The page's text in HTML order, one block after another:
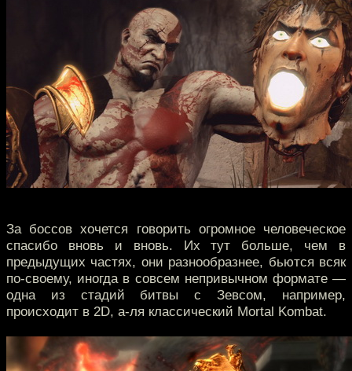
За боссов хочется говорить огромное человеческое
спасибо вновь и вновь. Их тут больше, чем в
предыдущих частях, они разнообразнее, бьются всяк
по-своему, иногда в совсем непривычном формате —
одна из стадий битвы с Зевсом, например,
происходит в 2D, а-ля классический Mortal Kombat.